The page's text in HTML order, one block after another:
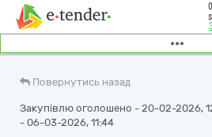
Повернутись назад
Закупівлю оголошено - 20-02-2026,
- 06-03-2026, 11:44